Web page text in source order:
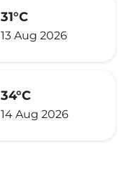
31°C
13 Aug 2026
34°C
14 Aug 2026